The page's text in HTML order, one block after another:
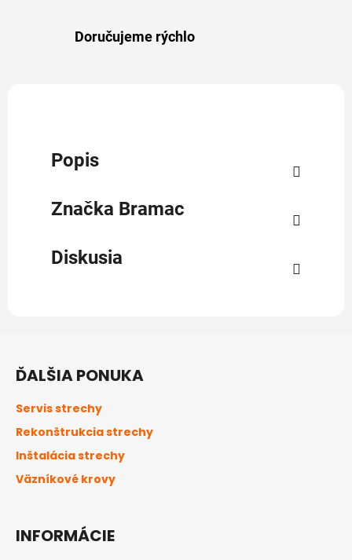
Doručujeme rýchlo
Popis
Značka Bramac
Diskusia
ĎALŠIA PONUKA
Servis strechy
Rekonštrukcia strechy
Inštalácia strechy
Väzníkové krovy
INFORMÁCIE